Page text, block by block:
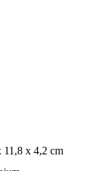
11,8 x 4,2 cm